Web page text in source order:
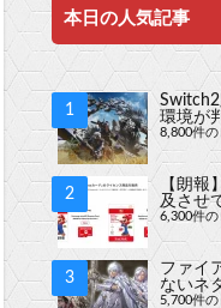
本日の人気記事
環境が
8,800件の
【朗報
及させ
6,300件の
ファイ
ないネ
5,700件